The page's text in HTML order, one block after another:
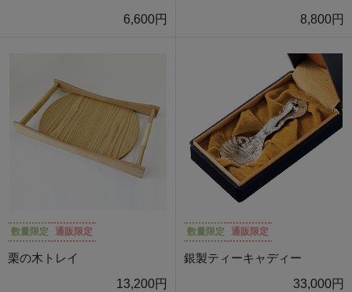
6,600円
8,800円
数量限定 通販限定
栗の木トレイ
13,200円
数量限定 通販限定
銀製ティーキャディー
33,000円